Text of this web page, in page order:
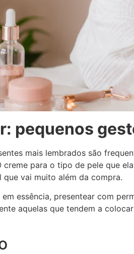
pequenos
mais lembrados são
para o tipo de pele que
que vai muito além da compra.
essência, presentear com
aquelas que tendem a